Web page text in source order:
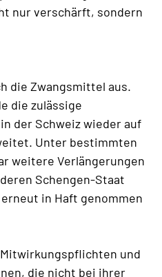
nur verschärft, sondern
die Zwangsmittel aus.
die zulässige
der Schweiz wieder auf
Unter bestimmten
weitere Verlängerungen
Schengen-Staat
in Haft genommen
und
die nicht bei ihrer